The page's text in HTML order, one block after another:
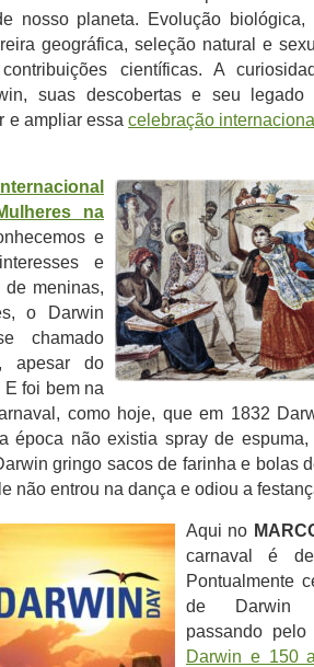
nosso planeta. Evolução biológica,
geográfica, seleção natural e
científicas. A
suas descobertas e seu
e ampliar essacelebração
na
e
e
meninas,
o Darwin
chamado
apesar do
foi bem na
como hoje, que em 1832
época não existia spray de
gringo sacos de farinha e bolas
não entrou na dança e odiou a
Aqui no
carnaval é de
Pontualmente
de
passando
Darwin e 150